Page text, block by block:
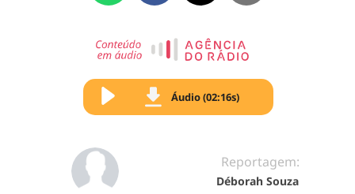
Áudio (02:16s)
Reportagem:
Déborah Souza